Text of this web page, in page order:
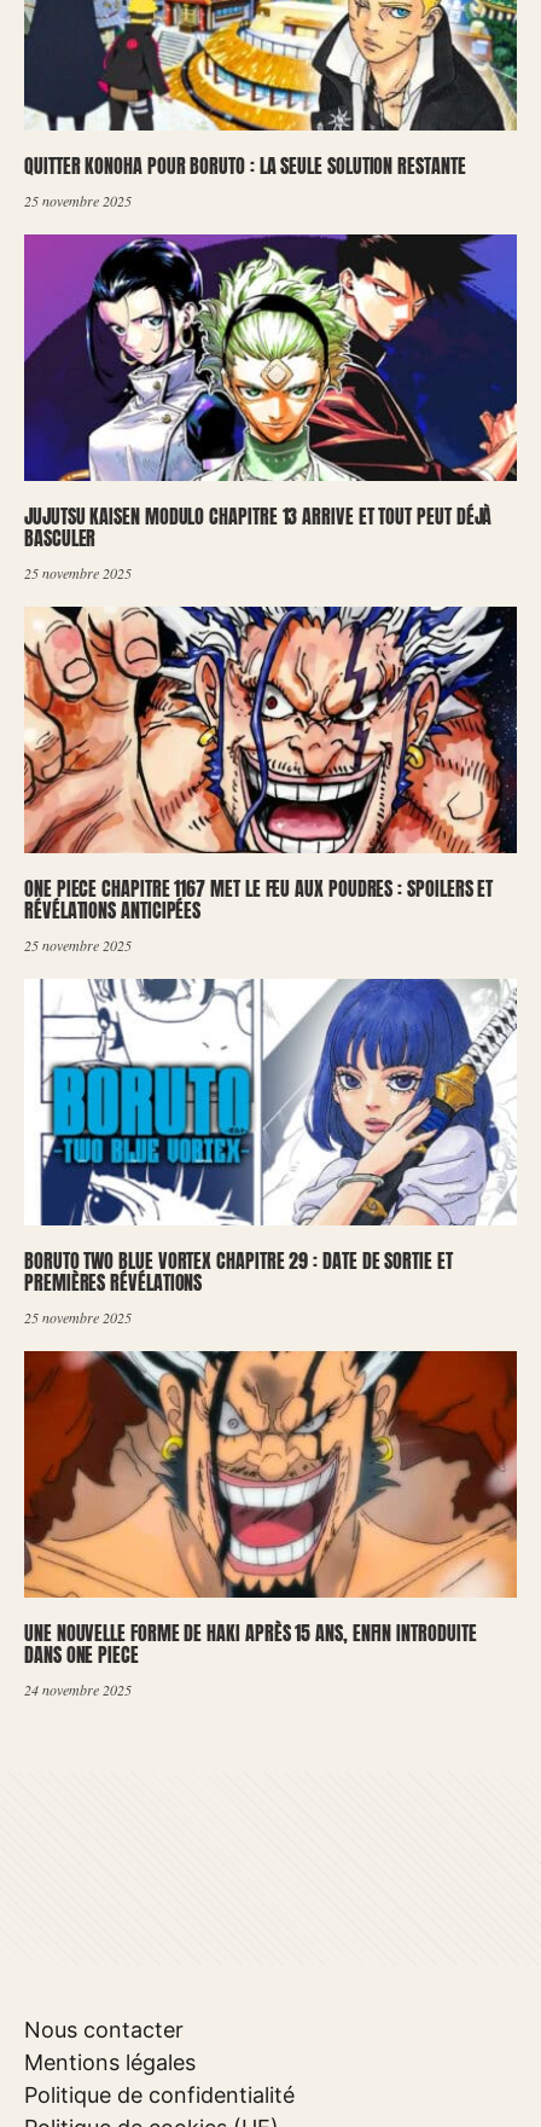
QUITTER KONOHA POUR BORUTO : LA SEULE SOLUTION RESTANTE
25 novembre 2025
JUJUTSU KAISEN MODULO CHAPITRE 13 ARRIVE ET TOUT PEUT DÉJÀ
BASCULER
25 novembre 2025
ONE PIECE CHAPITRE 1167 MET LE FEU AUX POUDRES : SPOILERS ET
RÉVÉLATIONS ANTICIPÉES
25 novembre 2025
BORUTO TWO BLUE VORTEX CHAPITRE 29 : DATE DE SORTIE ET
PREMIÈRES RÉVÉLATIONS
25 novembre 2025
UNE NOUVELLE FORME DE HAKI APRÈS 15 ANS, ENFIN INTRODUITE
DANS ONE PIECE
24 novembre 2025
Nous contacter
Mentions légales
Politique de confidentialité